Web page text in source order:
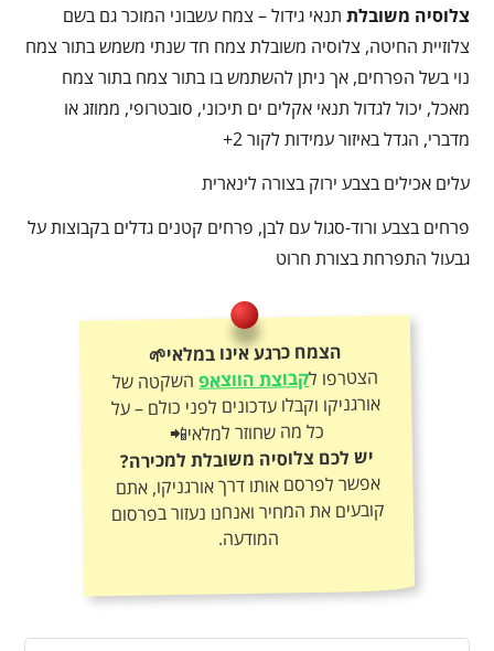
צלוסיה משובלת תנאי גידול – צמח עשבוני המוכר גם בשם
צלוזיית החיטה, צלוסיה משובלת צמח חד שנתי משמש בתור צמח
נוי בשל הפרחים, אך ניתן להשתמש בו בתור צמח בתור צמח
מאכל, יכול לגדול תנאי אקלים ים תיכוני, סובטרופי, ממוזג או
מדברי, הגדל באיזור עמידות לקור 2+
עלים אכילים בצבע ירוק בצורה לינארית
פרחים בצבע ורוד-סגול עם לבן, פרחים קטנים גדלים בקבוצות על
גבעול התפרחת בצורת חרוט
הצמח כרגע אינו במלאי🌱
הצטרפו לקבוצת הווצאפהשקטה של
אורגניקו וקבלו עדכונים לפני כולם – על
כל מה שחוזר למלאי📲
יש לכם צלוסיה משובלת למכירה?
אפשר לפרסם אותו דרך אורגניקו, אתם
קובעים את המחיר ואנחנו נעזור בפרסום
המודעה.